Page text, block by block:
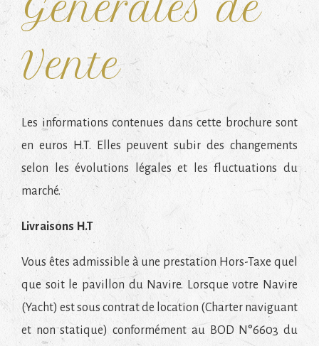
Vente
Les informations contenues dans cette brochure sont
en euros H.T. Elles peuvent subir des changements
selon les évolutions légales et les fluctuations du
marché.
Livraisons H.T
Vous êtes admissible à une prestation Hors-Taxe quel
que soit le pavillon du Navire. Lorsque votre Navire
(Yacht) est sous contrat de location (Charter naviguant
et non statique) conformément au BOD N°6603 du